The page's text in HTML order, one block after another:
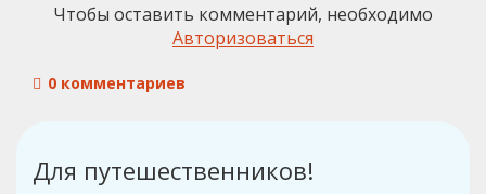
Чтобы оставить комментарий, необходимо
Авторизоваться
0 комментариев
Для путешественников!